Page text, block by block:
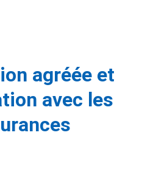
agréée et
avec les